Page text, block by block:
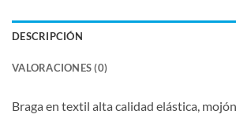
DESCRIPCIÓN
VALORACIONES (0)
Braga en textil alta calidad elástica,